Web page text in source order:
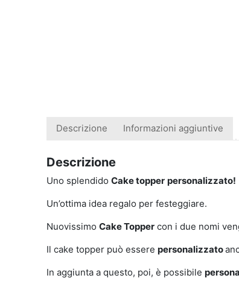
Descrizione Informazioni aggiuntive
Descrizione
Uno splendido Cake topper personalizzato!
Un’ottima idea regalo per festeggiare.
Nuovissimo Cake Topper con i due nomi
Il cake topper può essere personalizzato
In aggiunta a questo, poi, è possibile